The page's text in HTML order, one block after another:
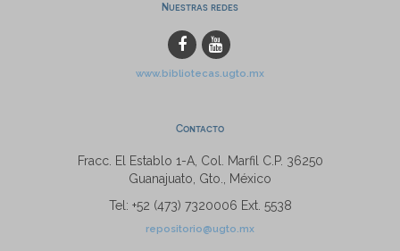
Nuestras redes
www.bibliotecas.ugto.mx
Contacto
Fracc. El Establo 1-A, Col. Marfil C.P. 36250
Guanajuato, Gto., México
Tel: +52 (473) 7320006 Ext. 5538
repositorio@ugto.mx